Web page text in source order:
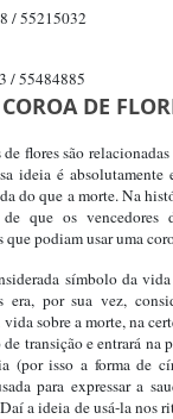
/ 55215032
/ 55484885
DE
flores são
ideia é
do que a morte. Na
de que os vencedores
que podiam usar uma
símbolo da
era, por sua vez,
sobre a morte, na
de transição e entrará
(por isso a forma de
para expressar a
a ideia de usá-la nos